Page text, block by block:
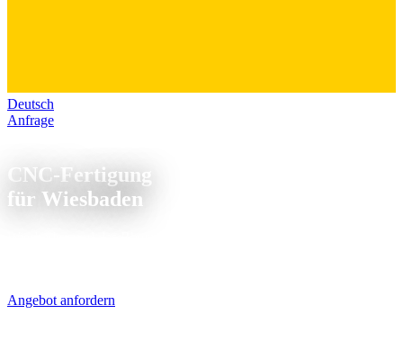
Deutsch
Anfrage
CNC-Fertigung
für Wiesbaden
Angebot anfordern